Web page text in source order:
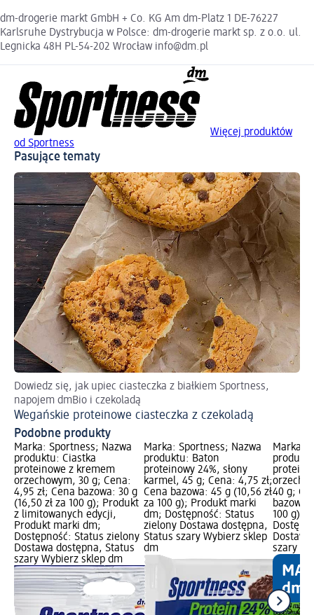
dm-drogerie markt GmbH + Co. KG Am dm-Platz 1 DE-76227
Karlsruhe Dystrybucja w Polsce: dm-drogerie markt sp. z o.o. ul.
Legnicka 48H PL-54-202 Wrocław info@dm.pl
Więcej produktów
od Sportness
Pasujące tematy
Dowiedz się, jak upiec ciasteczka z białkiem Sportness,
napojem dmBio i czekoladą
Wegańskie proteinowe ciasteczka z czekoladą
Podobne produkty
Marka: Sportness; Nazwa
produktu: Ciastka
proteinowe z kremem
orzechowym, 30 g; Cena:
4,95 zł; Cena bazowa: 30 g
(16,50 zł za 100 g); Produkt
z limitowanych edycji,
Produkt marki dm;
Dostępność: Status zielony
Dostawa dostępna, Status
szary Wybierz sklep dm
Marka: Sportness; Nazwa
produktu: Baton
proteinowy 24%, słony
karmel, 45 g; Cena: 4,75 zł;
Cena bazowa: 45 g (10,56 zł
za 100 g); Produkt marki
dm; Dostępność: Status
zielony Dostawa dostępna,
Status szary Wybierz sklep
dm
Marka:
40 g;
bazowa:
100 g);
szary
4,75 zł